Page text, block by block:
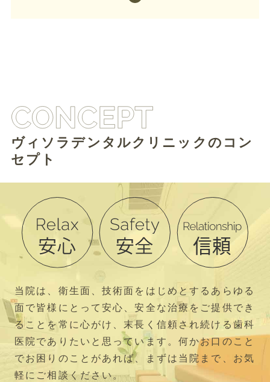
ヴィソラデンタルクリニックのコン
セプト
当院は、衛生面、技術面をはじめとするあらゆる
面で皆様にとって安心、安全な治療をご提供でき
ることを常に心がけ、末長く信頼され続ける歯科
医院でありたいと思っています。何かお口のこと
でお困りのことがあれば、まずは当院まで、お気
軽にご相談ください。